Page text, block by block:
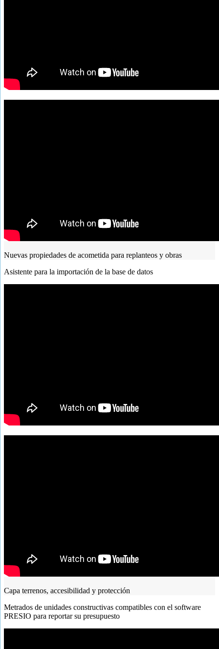
Nuevas propiedades de acometida para replanteos y obras
Asistente para la importación de la base de datos
Capa terrenos, accesibilidad y protección
Metrados de unidades constructivas compatibles con el software
PRESIO para reportar su presupuesto